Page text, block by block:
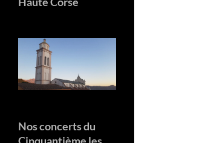
Nos concerts du
Cinquantième les